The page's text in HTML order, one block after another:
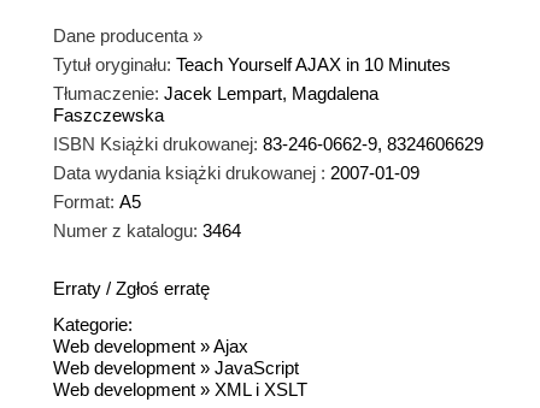
Dane producenta »
Tytuł oryginału: Teach Yourself AJAX in 10 Minutes
Tłumaczenie: Jacek Lempart, Magdalena
Faszczewska
ISBN Książki drukowanej: 83-246-0662-9, 8324606629
Data wydania książki drukowanej : 2007-01-09
Format: A5
Numer z katalogu: 3464
Erraty / Zgłoś erratę
Kategorie:
Web development »Ajax
Web development » JavaScript
Web development » XML i XSLT